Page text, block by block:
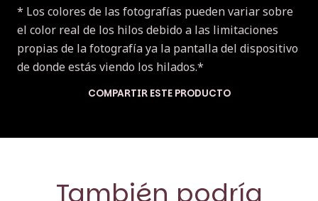
* Los colores de las fotografías pueden variar sobre
el color real de los hilos debido a las limitaciones
propias de la fotografía ya la pantalla del dispositivo
de donde estás viendo los hilados.*
COMPARTIR ESTE PRODUCTO